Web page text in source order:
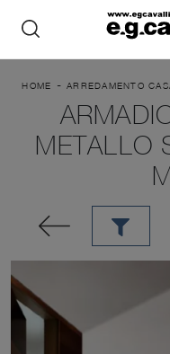
HOME -ARREDAMENTO
METALLO